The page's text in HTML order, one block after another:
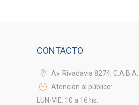
CONTACTO
Av. Rivadavia 8274,
Atención al público:
LUN-VIE: 10 a 16 hs.